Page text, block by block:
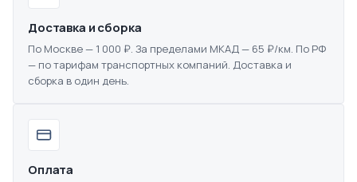
Доставка и сборка
По Москве — 1 000 ₽. За пределами МКАД — 65 ₽/км. По РФ
— по тарифам транспортных компаний. Доставка и
сборка в один день.
Оплата